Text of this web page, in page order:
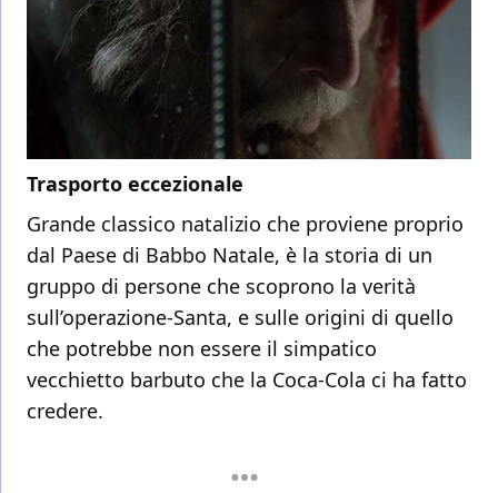
Trasporto eccezionale
Grande classico natalizio che proviene proprio
dal Paese di Babbo Natale, è la storia di un
gruppo di persone che scoprono la verità
sull’operazione-Santa, e sulle origini di quello
che potrebbe non essere il simpatico
vecchietto barbuto che la Coca-Cola ci ha fatto
credere.